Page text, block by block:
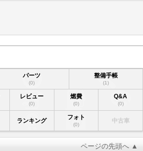
パーツ
(0)
整備手帳
(1)
レビュー
(0)
燃費
(0)
Q&A
(0)
ランキング フォト
(0)
中古車
ページの先頭へ ▲